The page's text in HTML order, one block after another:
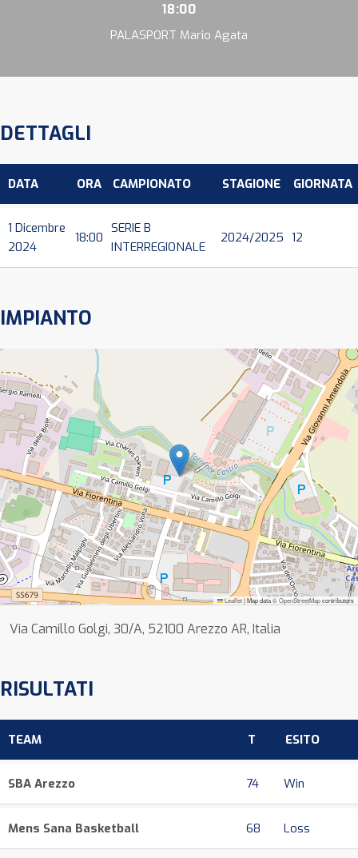
18:00
PALASPORT Mario Agata
DETTAGLI
DATA ORA CAMPIONATO STAGIONE GIORNATA
1 Dicembre
2024
18:00
SERIE B
INTERREGIONALE
2024/2025 12
IMPIANTO
Leaflet|Map data ©OpenStreetMapcontributors
Via Camillo Golgi, 30/A, 52100 Arezzo AR, Italia
RISULTATI
TEAM T ESITO
SBA Arezzo 74 Win
Mens Sana Basketball 68 Loss